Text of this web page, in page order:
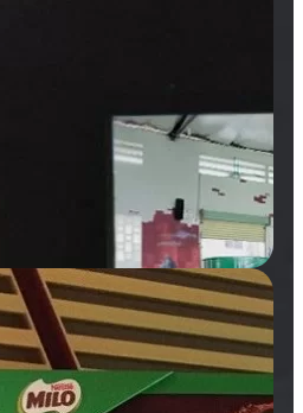
chiếu trong phòng
TVC trên hệ thống